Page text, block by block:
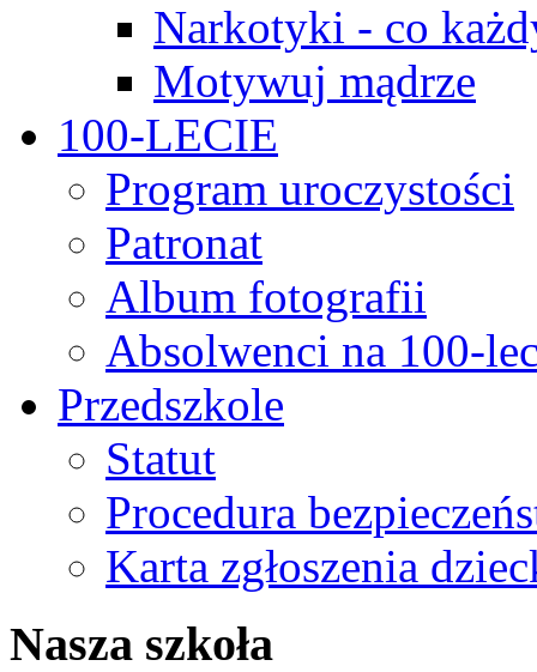
Narkotyki - co
Motywuj mądrze
100-LECIE
Program uroczystości
Patronat
Album fotografii
Absolwenci na 100-
Przedszkole
Statut
Procedura
Karta zgłoszenia
Nasza szkoła